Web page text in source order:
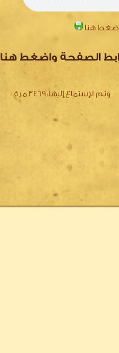
إضغط هنا
الصفحة واضغط هنا
وتم الإستماع إليها:3469 مرة